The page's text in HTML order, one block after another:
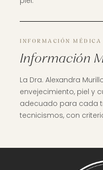
INFORMACIÓN MÉDICA
Información
La Dra. Alexandra
envejecimiento, piel y
adecuado para cada
tecnicismos, con